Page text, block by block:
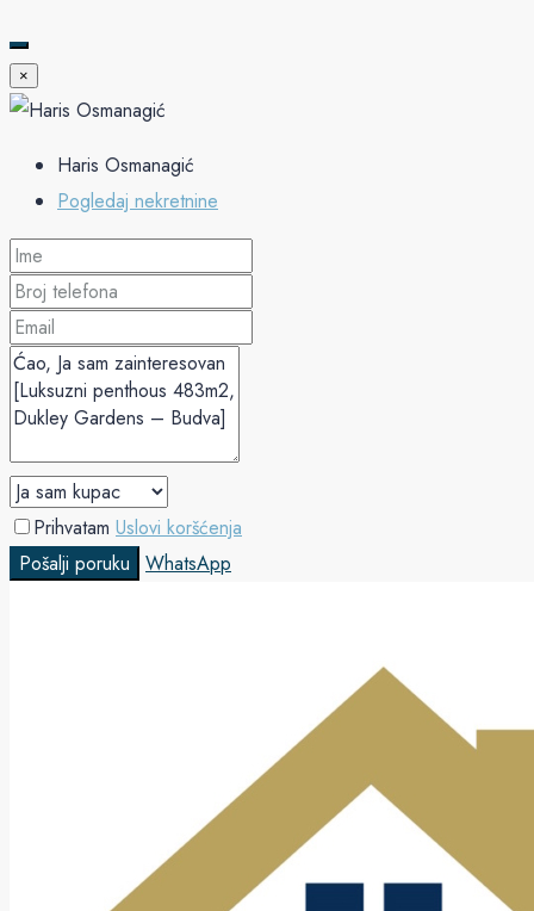
×
Haris Osmanagić
Pogledaj nekretnine
Prihvatam Uslovi koršćenja
Pošalji poruku
WhatsApp